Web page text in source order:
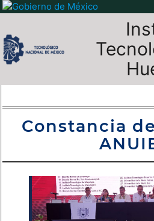
Constancia